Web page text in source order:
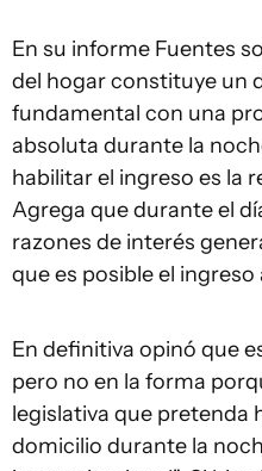
En su informe Fuentes
del hogar constituye un
fundamental con una
absoluta durante la
habilitar el ingreso es la
Agrega que durante el
razones de interés
que es posible el ingreso
En definitiva opinó que
pero no en la forma
legislativa que pretenda
domicilio durante la